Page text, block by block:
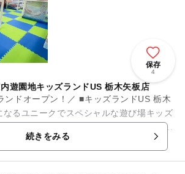
保存
4
遊園地キッズランドUS 栃木矢板店
！／ ■キッズランドUS 栃木
なるユニークでスペシャルな遊び場キッズ
楽しく遊び、くつろぎ、そしてかけがえ...
続きをみる